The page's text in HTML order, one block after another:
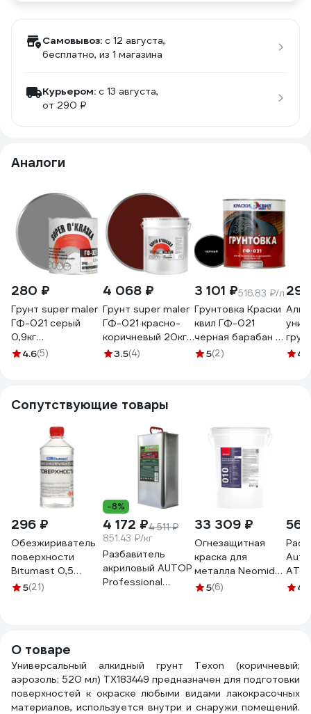
Самовывоз: c 12 августа,
бесплатно, из 1 магазина
Курьером: c 13 августа,
от 290 ₽
Аналоги
280 ₽
Грунт super maler
ГФ-021 серый
0,9кг
Лк-00005687
4.6(5)
4 068 ₽
Грунт super maler
ГФ-021 красно-
коричневый 20кг
Лк-00005636
3.5(4)
3 101 ₽516.83 ₽/л
Грунтовка Краски
квил ГФ-021
черная барабан 6
кг 4690417003365
5(2) 4.5
Сопутствующие товары
296 ₽
Обезжириватель
поверхности
Bitumast 0,5
л/0,35 кг
5(21)
-8%
4 172 ₽4 511 ₽
851.43 ₽/кг
Разбавитель
акриловый AUTOP
Professional
33 309 ₽
Огнезащитная
краска для
металла Neomid
25 кг Н-ОГН-
5(6)
4
О товаре
Универсальный алкидный грунт Texon (коричневый;
аэрозоль; 520 мл) ТХ183449 предназначен для подготовки
поверхностей к окраске любыми видами лакокрасочных
материалов, используется внутри и снаружи помещений.